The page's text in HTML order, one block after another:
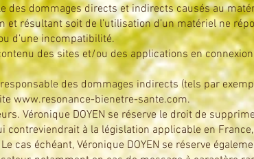
des dommages directs et indirects causés au
et résultant soit de l’utilisation d’un matériel ne
d’une incompatibilité.
des sites et/ou des applications en
des dommages indirects (tels par
www.resonance-bienetre-sante.com.
Véronique DOYEN se réserve le droit de
contreviendrait à la législation applicable en
cas échéant, Véronique DOYEN se réserve